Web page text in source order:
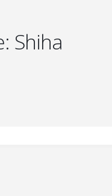
Shiha